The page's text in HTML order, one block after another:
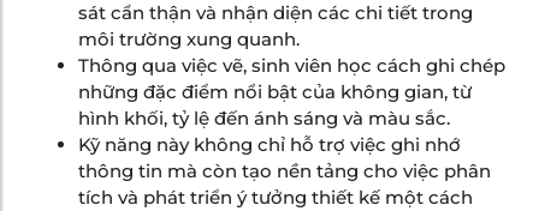
sát cẩn thận và nhận diện các chi tiết trong
môi trường xung quanh.
Thông qua việc vẽ, sinh viên học cách ghi chép
những đặc điểm nổi bật của không gian, từ
hình khối, tỷ lệ đến ánh sáng và màu sắc.
Kỹ năng này không chỉ hỗ trợ việc ghi nhớ
thông tin mà còn tạo nền tảng cho việc phân
tích và phát triển ý tưởng thiết kế một cách